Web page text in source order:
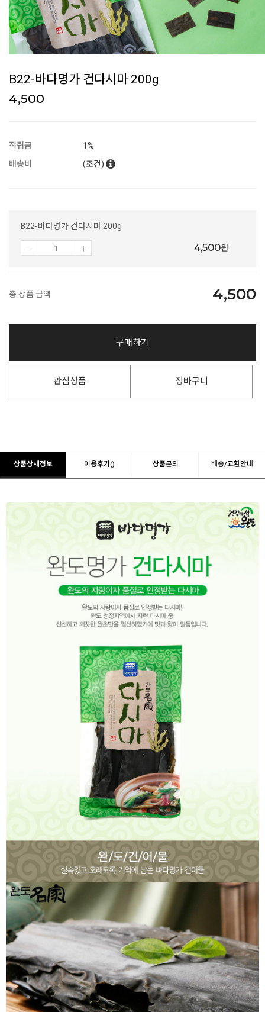
B22-바다명가 건다시마 200g
4,500
적립금
1%
배송비
(조건)
B22-바다명가 건다시마 200g
4,500원
총 상품 금액 4,500
구매하기
관심상품 장바구니
상품상세정보 이용후기() 상품문의 배송/교환안내